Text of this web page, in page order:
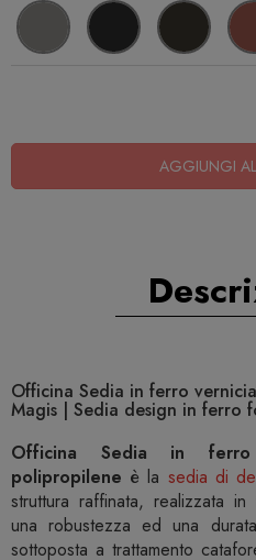
AGGIUNGI
Officina Sedia in ferro
Magis | Sedia design in ferro
Officina Sedia in
polipropilene è la sedia di
struttura raffinata, realizzata
una robustezza ed una
sottoposta a trattamento